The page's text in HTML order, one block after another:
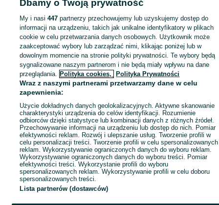
Mapa miejscowości
Mapa ministron
Popularne wyszukiwania
Dbamy o Twoją prywatność
My i nasi447 partnerzy przechowujemy lub uzyskujemy dostęp do
informacji na urządzeniu, takich jak unikalne identyfikatory w plikach
cookie w celu przetwarzania danych osobowych. Użytkownik może
zaakceptować wybory lub zarządzać nimi, klikając poniżej lub w
dowolnym momencie na stronie polityki prywatności. Te wybory będą
sygnalizowane naszym partnerom i nie będą miały wpływu na dane
przeglądania. Polityka cookies, Polityka Prywatności
Wraz z naszymi partnerami przetwarzamy dane w celu
zapewnienia:
Użycie dokładnych danych geolokalizacyjnych. Aktywne skanowanie
charakterystyki urządzenia do celów identyfikacji. Rozumienie
odbiorców dzięki statystyce lub kombinacji danych z różnych źródeł.
Przechowywanie informacji na urządzeniu lub dostęp do nich. Pomiar
efektywności reklam. Rozwój i ulepszanie usług. Tworzenie profili w
celu personalizacji treści. Tworzenie profili w celu spersonalizowanych
reklam. Wykorzystywanie ograniczonych danych do wyboru reklam.
Wykorzystywanie ograniczonych danych do wyboru treści. Pomiar
efektywności treści. Wykorzystanie profili do wyboru
spersonalizowanych reklam. Wykorzystywanie profili w celu doboru
spersonalizowanych treści.
Lista partnerów (dostawców)